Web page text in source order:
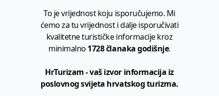
To je vrijednost koju isporučujemo. Mi
ćemo za tu vrijednost i dalje isporučivati
kvalitetne turističke informacije kroz
minimalno 1728 članaka godišnje.
HrTurizam - vaš izvor informacija iz
poslovnog svijeta hrvatskog turizma.